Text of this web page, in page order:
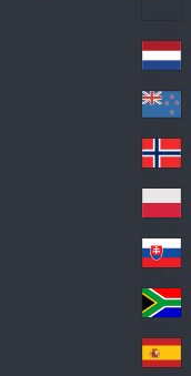
Lat
in
A
me
ric
a
Ne
the
rla
nd
s
Ne
w
Ze
ala
nd
No
rw
ay
Pol
an
d
Slo
va
kia
So
uth